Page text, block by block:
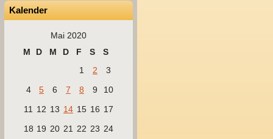
Kalender
Mai 2020
M
D M D F S
S
1
2
3
4
5 6 7 8 9
10
11
12 13 14 15 16 17
18 19 20 21 22 23 24